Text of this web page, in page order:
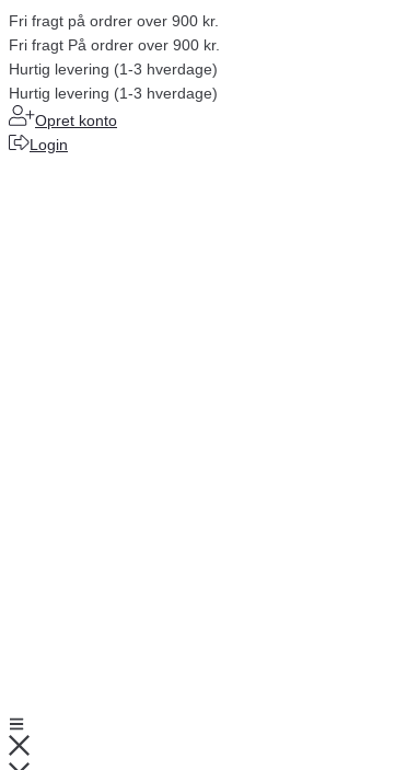
Fri fragt på ordrer over 900 kr.
Fri fragt På ordrer over 900 kr.
Hurtig levering (1-3 hverdage)
Hurtig levering (1-3 hverdage)
Opret konto
Login